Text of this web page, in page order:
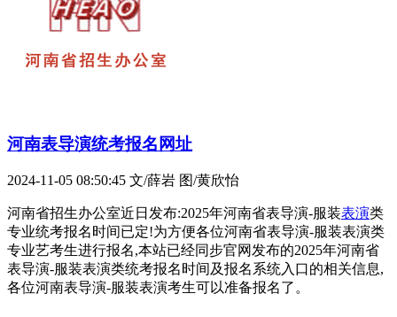
河南表导演统考报名网址
2024-11-05 08:50:45 文/薛岩 图/黄欣怡
河南省招生办公室近日发布:2025年河南省表导演-服装表演类
专业统考报名时间已定!为方便各位河南省表导演-服装表演类
专业艺考生进行报名,本站已经同步官网发布的2025年河南省
表导演-服装表演类统考报名时间及报名系统入口的相关信息,
各位河南表导演-服装表演考生可以准备报名了。